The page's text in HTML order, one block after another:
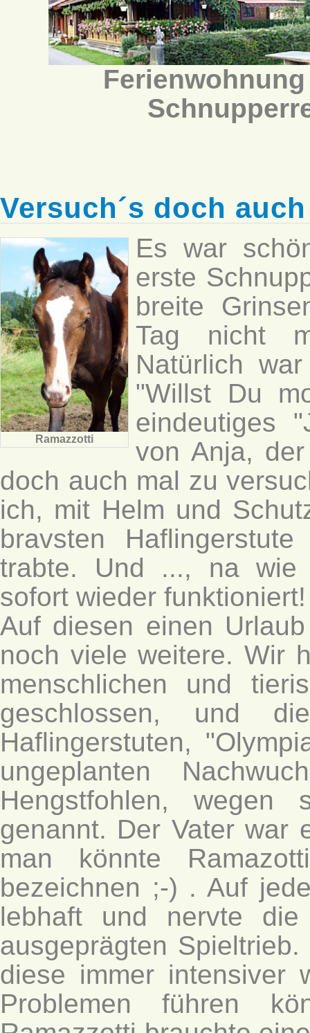
Versuch´s doch
Ramazzotti
Es war
erste
breite
Tag nicht
Natürlich
"Willst Du
eindeutiges
von Anja,
doch auch mal zu
ich, mit Helm und
bravsten
trabte. Und ..., na wie
sofort wieder funktioniert!
Auf diesen einen
noch viele weitere. Wir
menschlichen und
geschlossen, und
Haflingerstuten,
ungeplanten
Hengstfohlen, wegen
genannt. Der Vater war
man könnte
bezeichnen ;-) . Auf
lebhaft und nervte
ausgeprägten
diese immer intensiver
Problemen führen